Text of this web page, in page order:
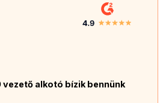
vezető alkotó bízik bennünk